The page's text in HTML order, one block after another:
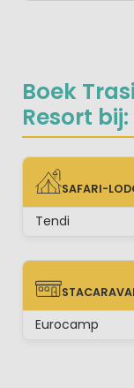
Boek
Resort bij:
SAFARI-
SAFARI-
Tendi
STACARAVAN
Eurocamp